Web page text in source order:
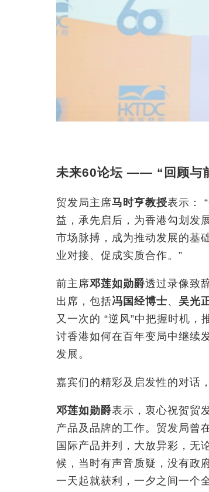
未来60论坛 —— “回顾与
贸发局主席马时亨教授表示：
益，承先启后，为香港勾划发
市场脉搏，成为推动发展的基
业对接、促成实质合作。”
前主席邓莲如勋爵透过录像致
出席，包括冯国经博士、 吴光
又一次的 “逆风”中把握时机
讨香港如何在百年变局中继续
发展。
嘉宾们的精彩及启发性的对话
邓莲如勋爵表示，衷心祝贺贸
产品及品牌的工作。贸发局曾
国际产品并列，大放异彩，无
候，当时有声音质疑，没有政
一天起就获利，一夕之间一个